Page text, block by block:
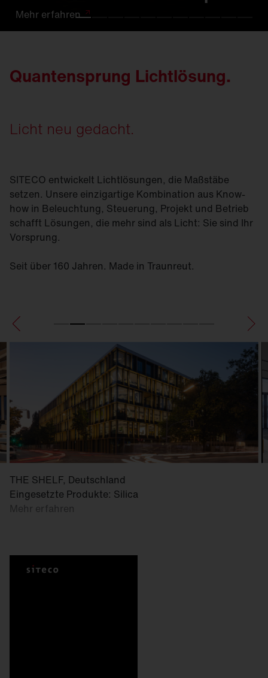
Mehr erfahren
Mehr erfahren.
Mehr erfahren
Mehr erfahren
Mehr erfahren
Mehr erfahren
Mehr erfahren
Mehr erfahren
Mehr erfahren.
Mehr erfahren
Mehr erfahren
Quantensprung Lichtlösung.
Licht neu gedacht.
SITECO entwickelt Lichtlösungen, die Maßstäbe
setzen. Unsere einzigartige Kombination aus Know-
how in Beleuchtung, Steuerung, Projekt und Betrieb
schafft Lösungen, die mehr sind als Licht: Sie sind Ihr
Vorsprung.
Seit über 160 Jahren. Made in Traunreut.
THE SHELF, Deutschland
Eingesetzte Produkte: Silica
Mehr erfahren